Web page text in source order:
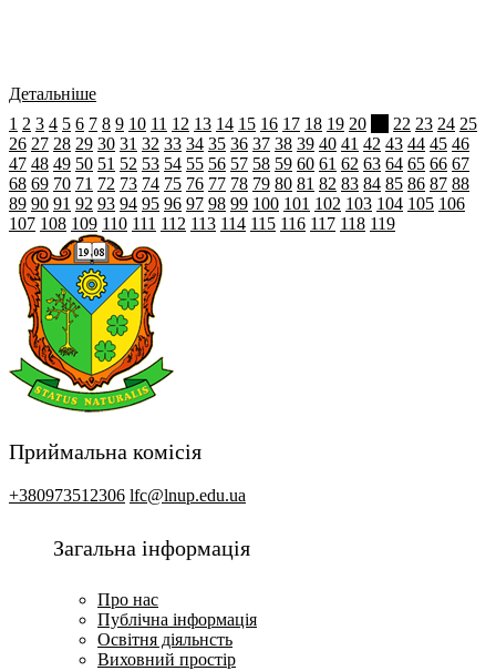
Детальніше
1 2 3 4 5 6 7 8 9 10 11 12 13 14 15 16 17 18 19 20 22 23 24 25
26 27 28 29 30 31 32 33 34 35 36 37 38 39 40 41 42 43 44 45 46
47 48 49 50 51 52 53 54 55 56 57 58 59 60 61 62 63 64 65 66 67
68 69 70 71 72 73 74 75 76 77 78 79 80 81 82 83 84 85 86 87 88
89 90 91 92 93 94 95 96 97 98 99 100 101 102 103 104 105 106
107 108 109 110 111 112 113 114 115 116 117 118 119
Приймальна комісія
+380973512306 lfc@lnup.edu.ua
Загальна інформація
Про нас
Публічна інформація
Освітня діяльнсть
Виховний простір